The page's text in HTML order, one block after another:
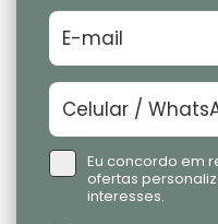
Eu concordo em
ofertas
interesses.